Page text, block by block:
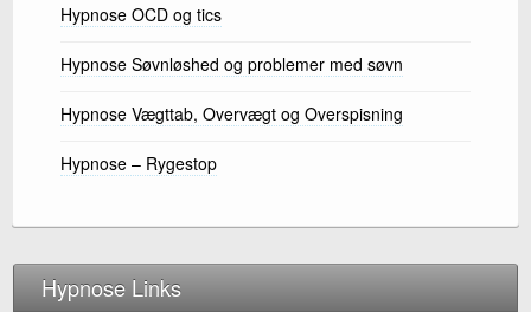
Hypnose OCD og tics
Hypnose Søvnløshed og problemer med søvn
Hypnose Vægttab, Overvægt og Overspisning
Hypnose – Rygestop
Hypnose Links